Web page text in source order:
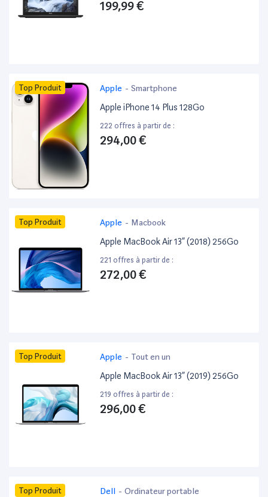
199,99 €
Top Produit Apple - Smartphone
Apple iPhone 14 Plus 128Go
222 offres à partir de :
294,00 €
Top Produit Apple - Macbook
Apple MacBook Air 13” (2018) 256Go
221 offres à partir de :
272,00 €
Top Produit Apple - Tout en un
Apple MacBook Air 13” (2019) 256Go
219 offres à partir de :
296,00 €
Top Produit Dell - Ordinateur portable